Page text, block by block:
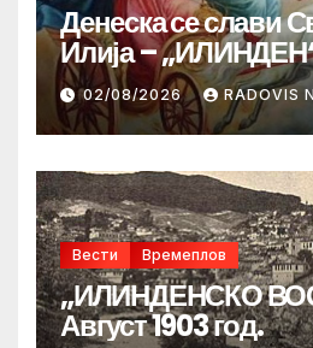
Денеска се слави
Илија –
02/08/2026 RADOVIS
Вести Времеплов
„ИЛИНДЕНСКО
Август 1903 год.